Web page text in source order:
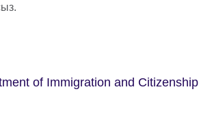
of Immigration and Citizenship